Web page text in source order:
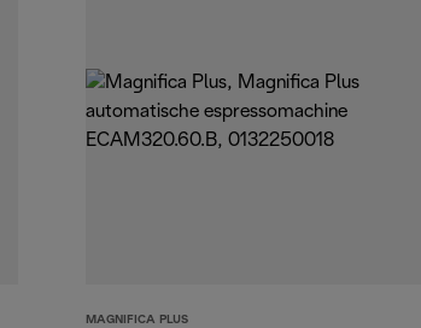
MAGNIFICA PLUS